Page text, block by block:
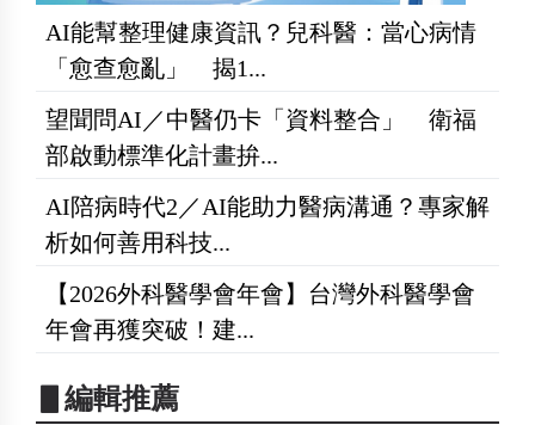
AI能幫整理健康資訊？兒科醫：當心病情
「愈查愈亂」 揭1...
望聞問AI／中醫仍卡「資料整合」 衛福
部啟動標準化計畫拚...
AI陪病時代2／AI能助力醫病溝通？專家解
析如何善用科技...
【2026外科醫學會年會】台灣外科醫學會
年會再獲突破！建...
▋編輯推薦